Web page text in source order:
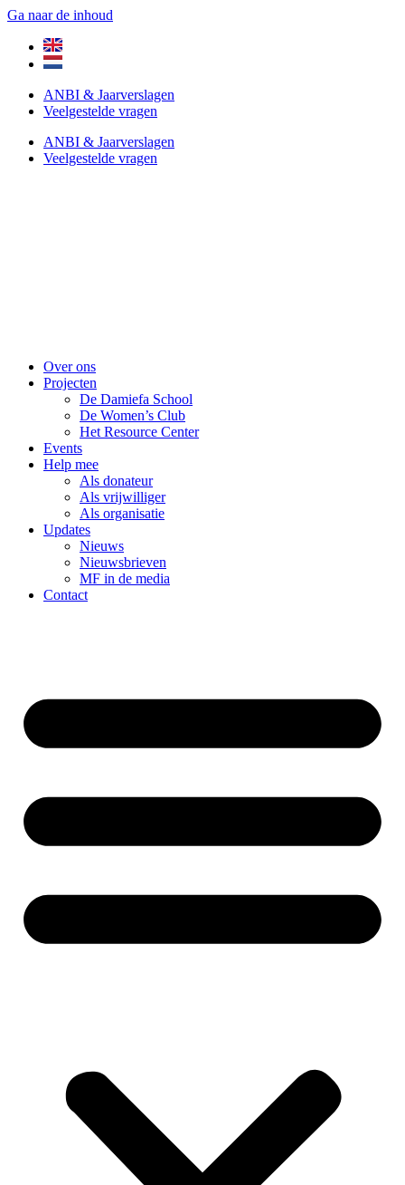
Ga naar de inhoud
ANBI & Jaarverslagen
Veelgestelde vragen
ANBI & Jaarverslagen
Veelgestelde vragen
Over ons
Projecten
De Damiefa School
De Women’s Club
Het Resource Center
Events
Help mee
Als donateur
Als vrijwilliger
Als organisatie
Updates
Nieuws
Nieuwsbrieven
MF in de media
Contact